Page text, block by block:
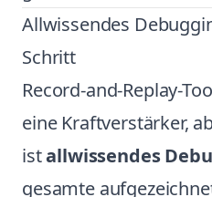
Allwissendes
Schritt
Record-and-Replay-
eine Kraftverstärker,
istallwissendes
gesamte